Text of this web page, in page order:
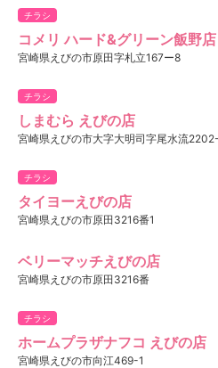
チラシ
コメリ ハード&グリーン飯野店
宮崎県えびの市原田字札立167ー8
チラシ
しまむら えびの店
宮崎県えびの市大字大明司字尾水流
チラシ
タイヨーえびの店
宮崎県えびの市原田3216番1
ベリーマッチえびの店
宮崎県えびの市原田3216番
チラシ
ホームプラザナフコ えびの店
宮崎県えびの市向江469-1